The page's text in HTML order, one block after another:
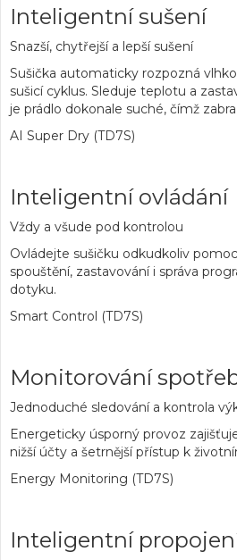
Inteligentní sušení
Snazší, chytřejší a lepší sušení
Sušička automaticky rozpozná
sušicí cyklus. Sleduje teplotu a
je prádlo dokonale suché, čímž
AI Super Dry (TD7S)
Inteligentní ovládání
Vždy a všude pod kontrolou
Ovládejte sušičku odkudkoliv
spouštění, zastavování i správa
dotyku.
Smart Control (TD7S)
Monitorování
Jednoduché sledování a kontrola
Energeticky úsporný provoz
nižší účty a šetrnější přístup k
Energy Monitoring (TD7S)
Inteligentní